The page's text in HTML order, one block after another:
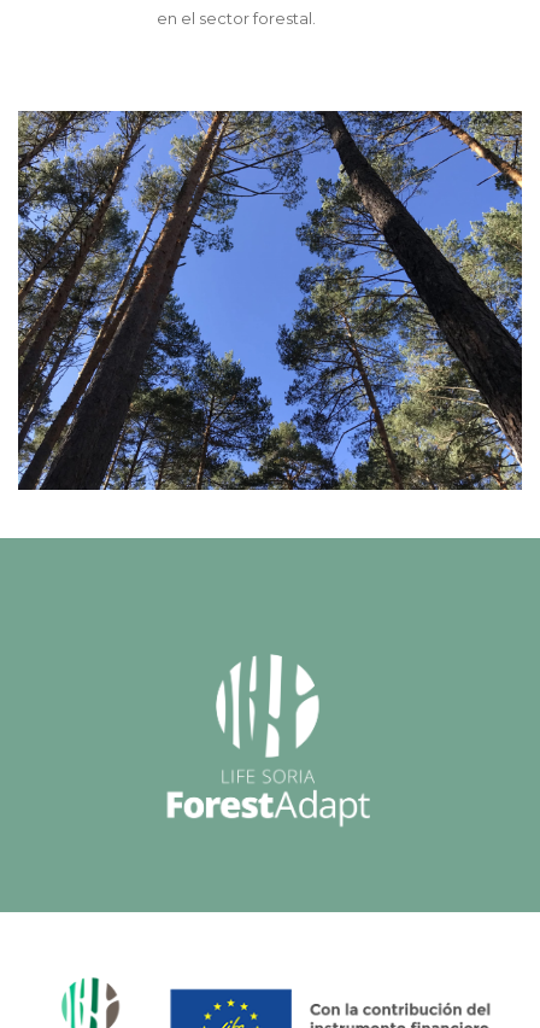
en el sector forestal.